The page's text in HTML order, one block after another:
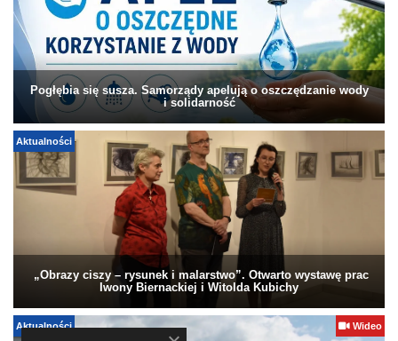
Pogłębia się susza. Samorządy apelują o oszczędzanie wody
i solidarność
Aktualności
„Obrazy ciszy – rysunek i malarstwo”. Otwarto wystawę prac
Iwony Biernackiej i Witolda Kubichy
Aktualności Wideo